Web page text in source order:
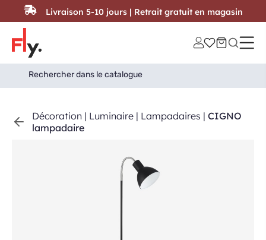
Passer au contenu
Search
for:
Search Button
Décoration | Luminaire | Lampadaires | CIGNO
lampadaire
Livraison 5-10 jours | Retrait gratuit en magasin